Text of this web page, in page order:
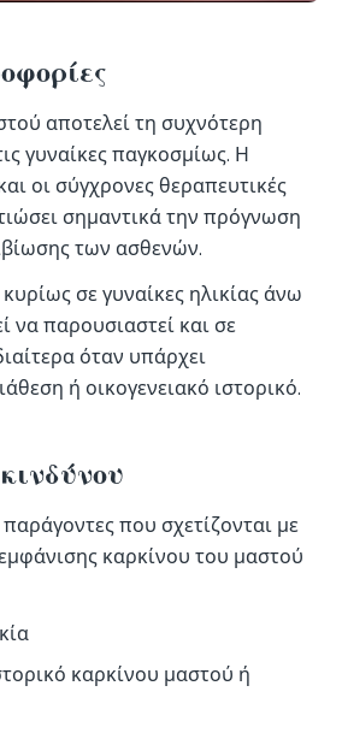
αποτελεί τη συχνότερη
γυναίκες παγκοσμίως. Η
οι σύγχρονες θεραπευτικές
σημαντικά την πρόγνωση
των ασθενών.
σε γυναίκες ηλικίας άνω
να παρουσιαστεί και σε
όταν υπάρχει
ή οικογενειακό ιστορικό.
που σχετίζονται με
καρκίνου του μαστού
καρκίνου μαστού ή